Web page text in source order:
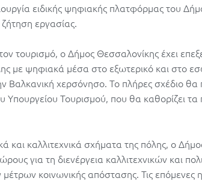
ειδικής ψηφιακής πλατφόρμας του
εργασίας.
τουρισμό, ο Δήμος Θεσσαλονίκης έχει
με ψηφιακά μέσα στο εξωτερικό και στο
Βαλκανική χερσόνησο. Το πλήρες σχέδιο θα
Υπουργείου Τουρισμού, που θα καθορίζει
και καλλιτεχνικά σχήματα της πόλης, ο
για τη διενέργεια καλλιτεχνικών και
κοινωνικής απόστασης. Τις επόμενες